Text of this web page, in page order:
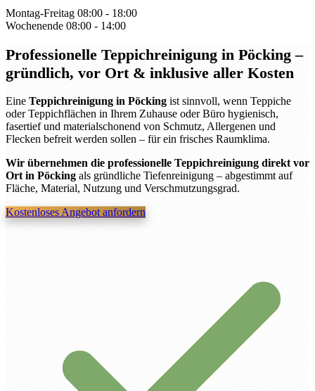
Montag-Freitag 08:00 - 18:00
Wochenende 08:00 - 14:00
Professionelle Teppichreinigung in Pöcking–
gründlich, vor Ort & inklusive aller Kosten
Eine Teppichreinigung in Pöcking ist sinnvoll, wenn Teppiche
oder Teppichflächen in Ihrem Zuhause oder Büro hygienisch,
fasertief und materialschonend von Schmutz, Allergenen und
Flecken befreit werden sollen – für ein frisches Raumklima.
Wir übernehmen die professionelle Teppichreinigung direkt vor
Ort in Pöcking als gründliche Tiefenreinigung – abgestimmt auf
Fläche, Material, Nutzung und Verschmutzungsgrad.
Kostenloses Angebot anfordern